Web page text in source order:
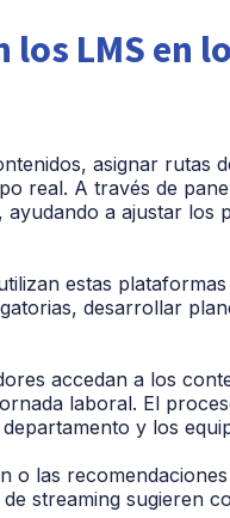
los LMS en
asignar rutas
real. A través de
ayudando a ajustar
estas
desarrollar
accedan a los
laboral. El
y los
o las
streaming sugieren